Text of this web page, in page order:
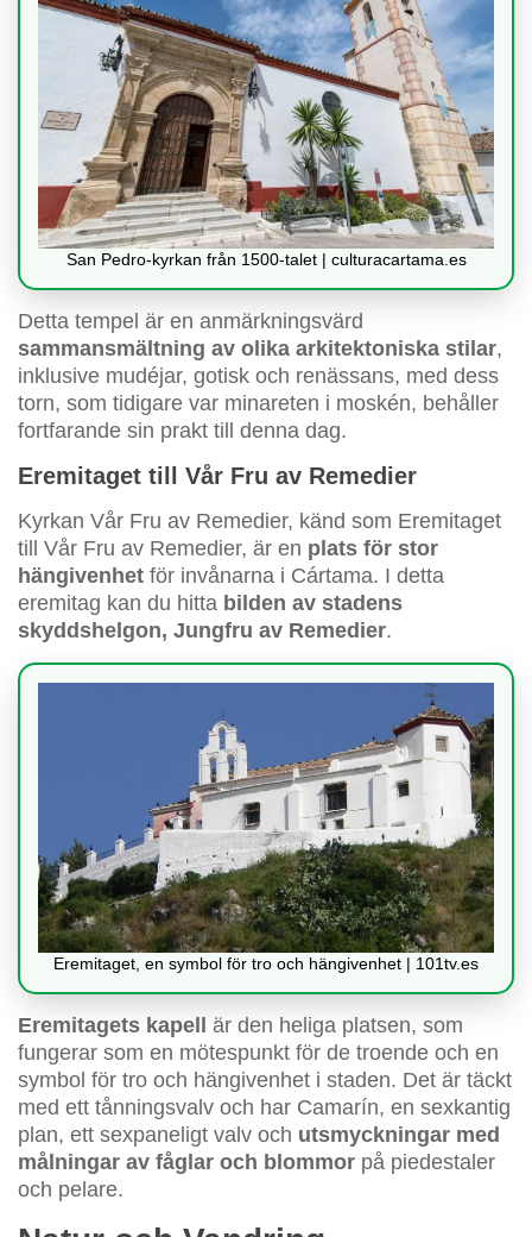
San Pedro-kyrkan från 1500-talet | culturacartama.es
Detta tempel är en anmärkningsvärd
sammansmältning av olika arkitektoniska stilar,
inklusive mudéjar, gotisk och renässans, med dess
torn, som tidigare var minareten i moskén, behåller
fortfarande sin prakt till denna dag.
Eremitaget till Vår Fru av Remedier
Kyrkan Vår Fru av Remedier, känd som Eremitaget
till Vår Fru av Remedier, är en plats för stor
hängivenhet för invånarna i Cártama. I detta
eremitag kan du hitta bilden av stadens
skyddshelgon, Jungfru av Remedier.
Eremitaget, en symbol för tro och hängivenhet | 101tv.es
Eremitagets kapell
är den heliga platsen, som
fungerar som en mötespunkt för de troende och en
symbol för tro och hängivenhet i staden. Det är täckt
med ett tånningsvalv och har Camarín, en sexkantig
plan, ett sexpaneligt valv och utsmyckningar med
målningar av fåglar och blommor på piedestaler
och pelare.